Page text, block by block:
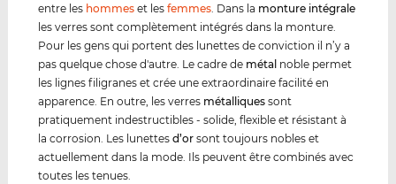
entre les hommes et lesfemmes. Dans la monture intégrale
les verres sont complètement intégrés dans la monture.
Pour les gens qui portent des lunettes de conviction il n’y a
pas quelque chose d'autre. Le cadre de métal noble permet
les lignes filigranes et crée une extraordinaire facilité en
apparence. En outre, les verres métal liques sont
pratiquement indestructibles - solide, flexible et résistant à
la corrosion. Les lunettesd’or sont toujours nobles et
actuellement dans la mode. Ils peuvent être combinés avec
toutes les tenues.